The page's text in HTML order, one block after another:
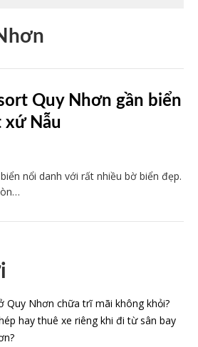
Quy Nhơn gần biển
xứ Nẫu
nổi danh với rất nhiều bờ biển đẹp.
Quy Nhơn chữa trĩ mãi không khỏi?
hay thuê xe riêng khi đi từ sân bay